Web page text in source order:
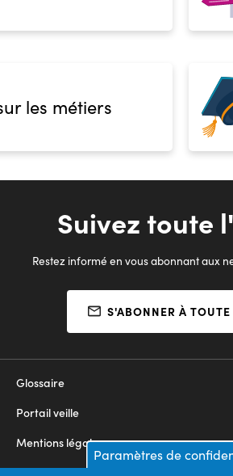
les métiers
Suivez toute
Restez informé en vous abonnant aux
S'ABONNER À TOUTE
Glossaire
Portail veille
Mentions légales
Appels d'offres
Paramètres de